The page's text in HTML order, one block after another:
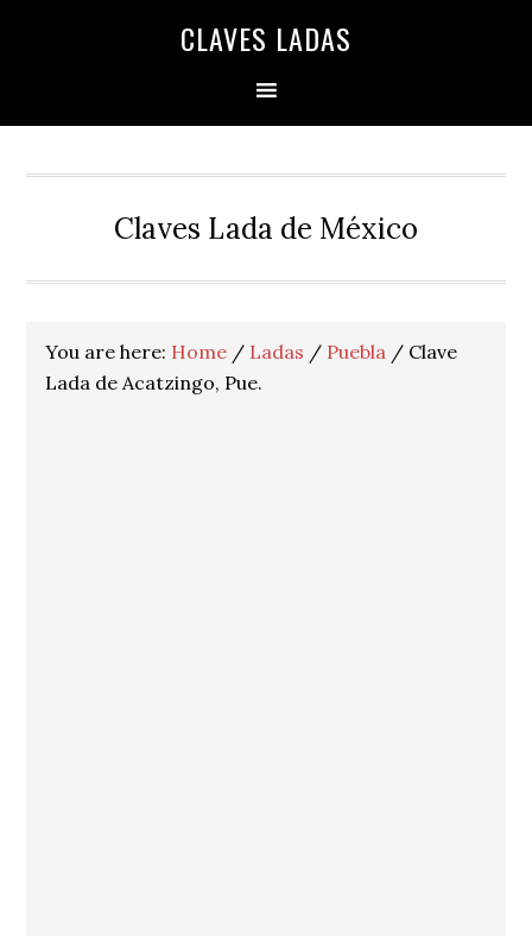
CLAVES LADAS
Claves Lada de México
You are here: Home / Ladas / Puebla / Clave
Lada de Acatzingo, Pue.